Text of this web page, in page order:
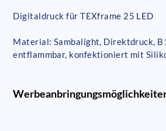
Digitaldruck für TEXframe 25 LED
Material: Sambalight, Direktdruck,
entflammbar, konfektioniert mit